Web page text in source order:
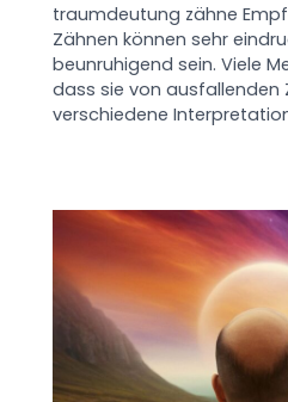
traumdeutung zähne
Zähnen können sehr
beunruhigend sein. Viele
dass sie von ausfallenden
verschiedene